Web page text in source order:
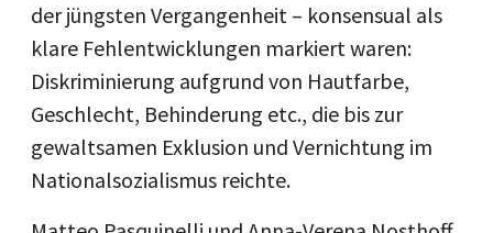
der jüngsten Vergangenheit – konsensual als
klare Fehlentwicklungen markiert waren:
Diskriminierung aufgrund von Hautfarbe,
Geschlecht, Behinderung etc., die bis zur
gewaltsamen Exklusion und Vernichtung im
Nationalsozialismus reichte.